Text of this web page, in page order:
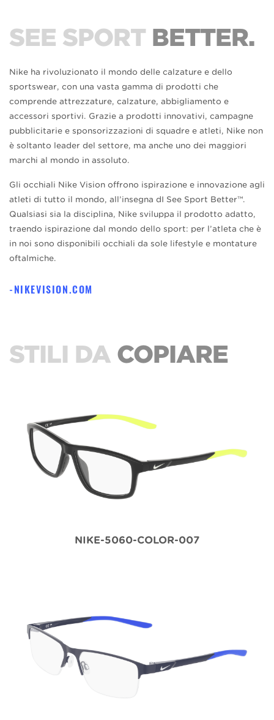
SEE SPORT BETTER.
Nike ha rivoluzionato il mondo delle calzature e dello
sportswear, con una vasta gamma di prodotti che
comprende attrezzature, calzature, abbigliamento e
accessori sportivi. Grazie a prodotti innovativi, campagne
pubblicitarie e sponsorizzazioni di squadre e atleti, Nike non
è soltanto leader del settore, ma anche uno dei maggiori
marchi al mondo in assoluto.
Gli occhiali Nike Vision offrono ispirazione e innovazione agli
atleti di tutto il mondo, all’insegna dI See Sport Better™.
Qualsiasi sia la disciplina, Nike sviluppa il prodotto adatto,
traendo ispirazione dal mondo dello sport: per l’atleta che è
in noi sono disponibili occhiali da sole lifestyle e montature
oftalmiche.
NIKEVISION.COM
STILI DA COPIARE
NIKE-5060-COLOR-007